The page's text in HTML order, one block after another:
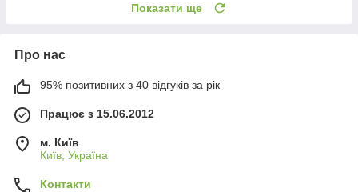
Показати ще
Про нас
95% позитивних з 40 відгуків за рік
Працює з 15.06.2012
м. Київ
Київ, Україна
Контакти